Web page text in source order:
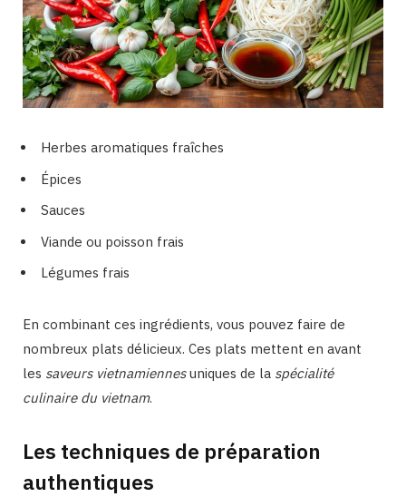
Herbes aromatiques fraîches
Épices
Sauces
Viande ou poisson frais
Légumes frais
En combinant ces ingrédients, vous pouvez faire de
nombreux plats délicieux. Ces plats mettent en avant
les saveurs vietnamiennesuniques de la spécialité
culinaire du vietnam.
Les techniques de préparation
authentiques